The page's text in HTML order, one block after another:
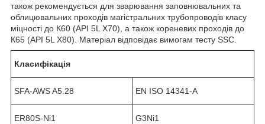
також рекомендується для зварювання заповнювальних та
облицювальних проходів магістральних трубопроводів класу
міцності до К60 (API 5L Х70), а також кореневих проходів до
К65 (API 5L Х80). Матеріал відповідає вимогам тесту SSC.
Класифікація
SFA-AWS A5.28 EN ISO 14341-A
ER80S-Ni1 G3Ni1